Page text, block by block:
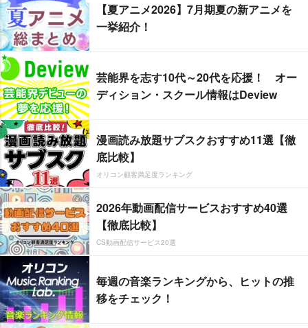
【夏アニメ2026】7月期夏の新アニメを
一挙紹介！
芸能界を志す10代～20代を応援！ オー
ディション・スクール情報はDeview
漫画読み放題サブスクおすすめ11選【徹
底比較】
オリコン顧客満足度ランキング
2026年動画配信サービスおすすめ40選
【徹底比較】
CS動画配信サービス20選
毎週の音楽ランキングから、ヒットの推
移をチェック！